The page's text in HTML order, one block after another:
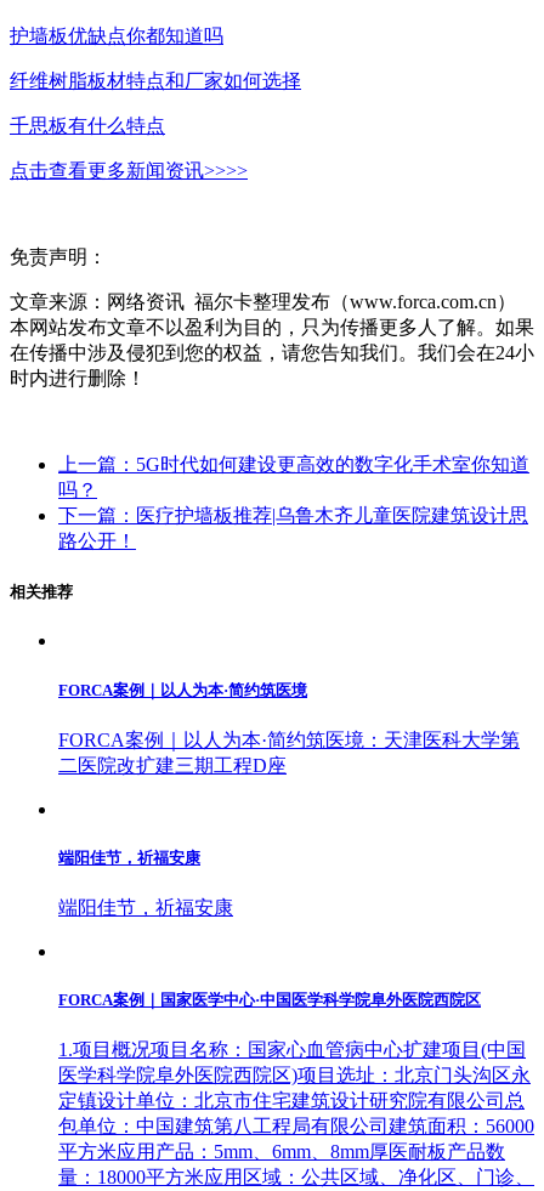
护墙板优缺点你都知道吗
纤维树脂板材特点和厂家如何选择
千思板有什么特点
点击查看更多新闻资讯>>>>
免责声明：
文章来源：网络资讯 福尔卡整理发布（www.forca.com.cn）
本网站发布文章不以盈利为目的，只为传播更多人了解。如果
在传播中涉及侵犯到您的权益，请您告知我们。我们会在24小
时内进行删除！
上一篇：5G时代如何建设更高效的数字化手术室你知道
吗？
下一篇：医疗护墙板推荐|乌鲁木齐儿童医院建筑设计思
路公开！
相关推荐
FORCA案例｜以人为本·简约筑医境
FORCA案例｜以人为本·简约筑医境：天津医科大学第
二医院改扩建三期工程D座
端阳佳节，祈福安康
端阳佳节，祈福安康
FORCA案例｜国家医学中心·中国医学科学院阜外医院西院区
1.项目概况项目名称：国家心血管病中心扩建项目(中国
医学科学院阜外医院西院区)项目选址：北京门头沟区永
定镇设计单位：北京市住宅建筑设计研究院有限公司总
包单位：中国建筑第八工程局有限公司建筑面积：56000
平方米应用产品：5mm、6mm、8mm厚医耐板产品数
量：18000平方米应用区域：公共区域、净化区、门诊、